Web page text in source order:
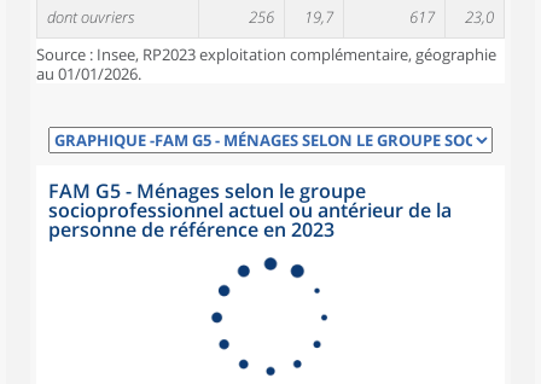
dont ouvriers
256 19,7 617
23,0
Source : Insee, RP2023 exploitation complémentaire, géographie
au 01/01/2026.
FAM G5 - Ménages selon le groupe
socioprofessionnel actuel ou antérieur de la
personne de référence en 2023